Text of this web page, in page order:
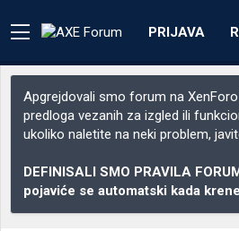
PRIJAVA
Apgrejdovali smo forum na
predloga vezanih za izgled ili
ukoliko naletite na neki problem,
DEFINISALI SMO PRAVILA
pojaviće se automatski kada